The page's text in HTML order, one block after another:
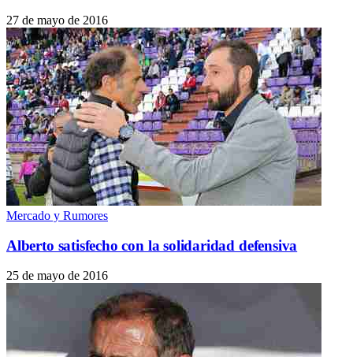
27 de mayo de 2016
Mercado y Rumores
Alberto satisfecho con la solidaridad defensiva
25 de mayo de 2016